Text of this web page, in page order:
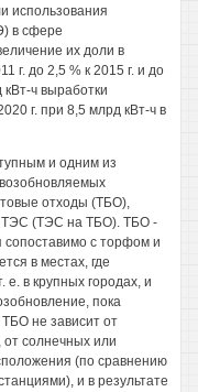
использования
в сфере
их доли в
г. до 2,5 % к 2015 г. и до
кВт-ч выработки
г. при 8,5 млрд кВт-ч в
и одним из
отходы (ТБО),
ТЭС (ТЭС на ТБО). ТБО -
сопоставимо с торфом и
в местах, где
е. в крупных городах, и
пока
не зависит от
солнечных или
(по сравнению
и в результате